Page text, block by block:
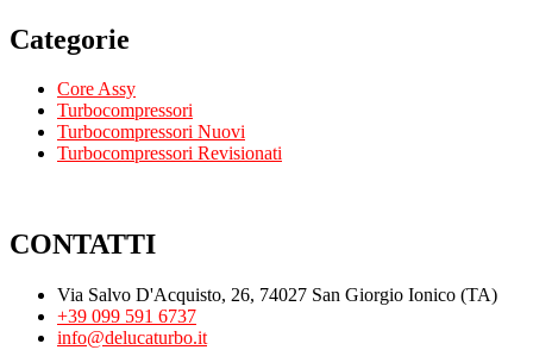
Categorie
Core Assy
Turbocompressori
Turbocompressori Nuovi
Turbocompressori Revisionati
CONTATTI
Via Salvo D'Acquisto, 26, 74027 San Giorgio Ionico (TA)
+39 099 591 6737
info@delucaturbo.it